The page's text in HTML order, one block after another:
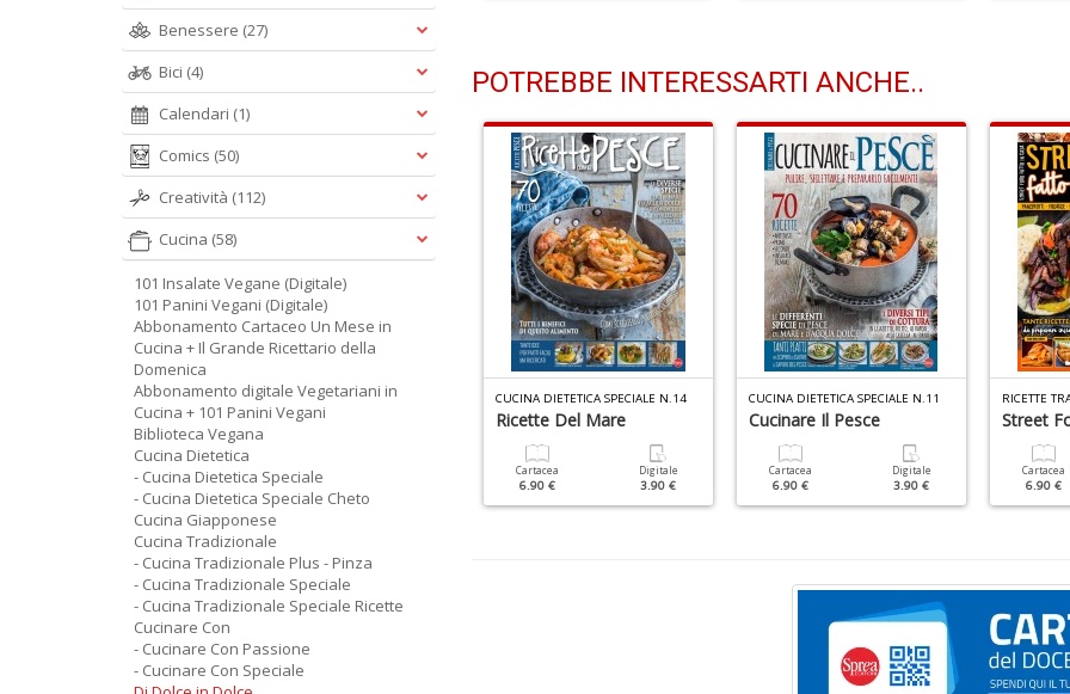
POTREBBE INTERESSARTI ANCHE..
DOLCE IN DOLCE SPECIALE N.68
Digitale
3.50 €
Pasta Fresca
Cartacea
6.90 €
CUCINA DIETETICA SPECIALE N.14
Ricette Del Mare
Cartacea
6.90 €
Digitale
3.90 €
CUCINA DIETETICA SPECIALE N.11
Cucinare Il Pesce
Cartacea
6.90 €
Digitale
3.90 €
Street
Cartacea
6.90 €
Benessere (27)
Bici (4)
Calendari (1)
Comics (50)
Creatività (112)
Cucina (58)
101 Insalate Vegane (Digitale)
101 Panini Vegani (Digitale)
Abbonamento Cartaceo Un Mese in
Cucina + Il Grande Ricettario della
Domenica
Abbonamento digitale Vegetariani in
Cucina + 101 Panini Vegani
Biblioteca Vegana
Cucina Dietetica
- Cucina Dietetica Speciale
- Cucina Dietetica Speciale Cheto
Cucina Giapponese
Cucina Tradizionale
- Cucina Tradizionale Plus - Pinza
- Cucina Tradizionale Speciale
- Cucina Tradizionale Speciale Ricette
Cucinare Con
- Cucinare Con Passione
- Cucinare Con Speciale